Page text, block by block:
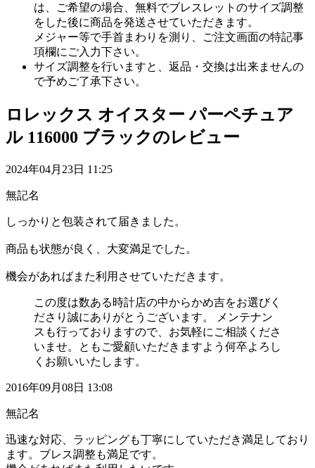
は、ご希望の場合、無料でブレスレットのサイズ調整
をした後に商品を発送させていただきます。
メジャー等で手首まわりを測り、ご注文画面の特記事
項欄にご入力下さい。
サイズ調整を行いますと、返品・交換は出来ませんの
で予めご了承下さい。
ロレックス オイスター パーペチュア
ル 116000 ブラックのレビュー
2024年04月23日 11:25
無記名
しっかりと包装されて届きました。
商品も状態が良く、大変満足でした。
機会があればまた利用させていただきます。
この度は数ある時計店の中からかめ吉をお選びく
ださり誠にありがとうございます。 メンテナン
スも行っておりますので、お気軽にご相談くださ
いませ。ともご愛顧いただきますよう何卒よろし
くお願いいたします。
2016年09月08日 13:08
無記名
迅速な対応、ラッピングも丁寧にしていただき満足しており
ます。ブレス調整も満足です。